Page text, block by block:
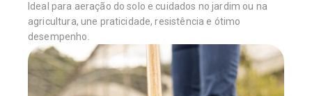
Ideal para aeração do solo e cuidados no jardim ou na
agricultura, une praticidade, resistência e ótimo
desempenho.